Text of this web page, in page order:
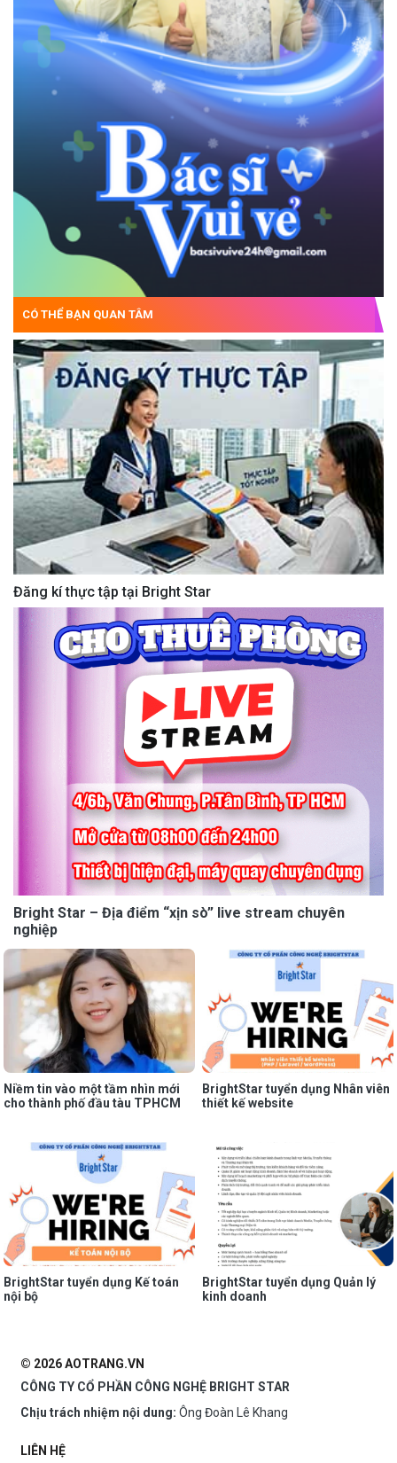
CÓ THỂ BẠN QUAN TÂM
Đăng kí thực tập tại Bright Star
Bright Star – Địa điểm “xịn sò” live stream chuyên
nghiệp
Niềm tin vào một tầm nhìn mới
cho thành phố đầu tàu TPHCM
BrightStar tuyển dụng Nhân viên
thiết kế website
BrightStar tuyển dụng Kế toán
nội bộ
BrightStar tuyển dụng Quản lý
kinh doanh
© 2026 AOTRANG.VN
CÔNG TY CỔ PHẦN CÔNG NGHỆ BRIGHT STAR
Chịu trách nhiệm nội dung: Ông Đoàn Lê Khang
LIÊN HỆ